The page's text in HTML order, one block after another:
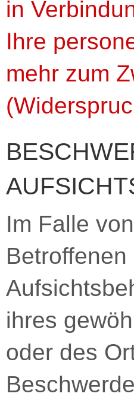
in
Ihre
mehr zum
Im Falle
ihres
oder des